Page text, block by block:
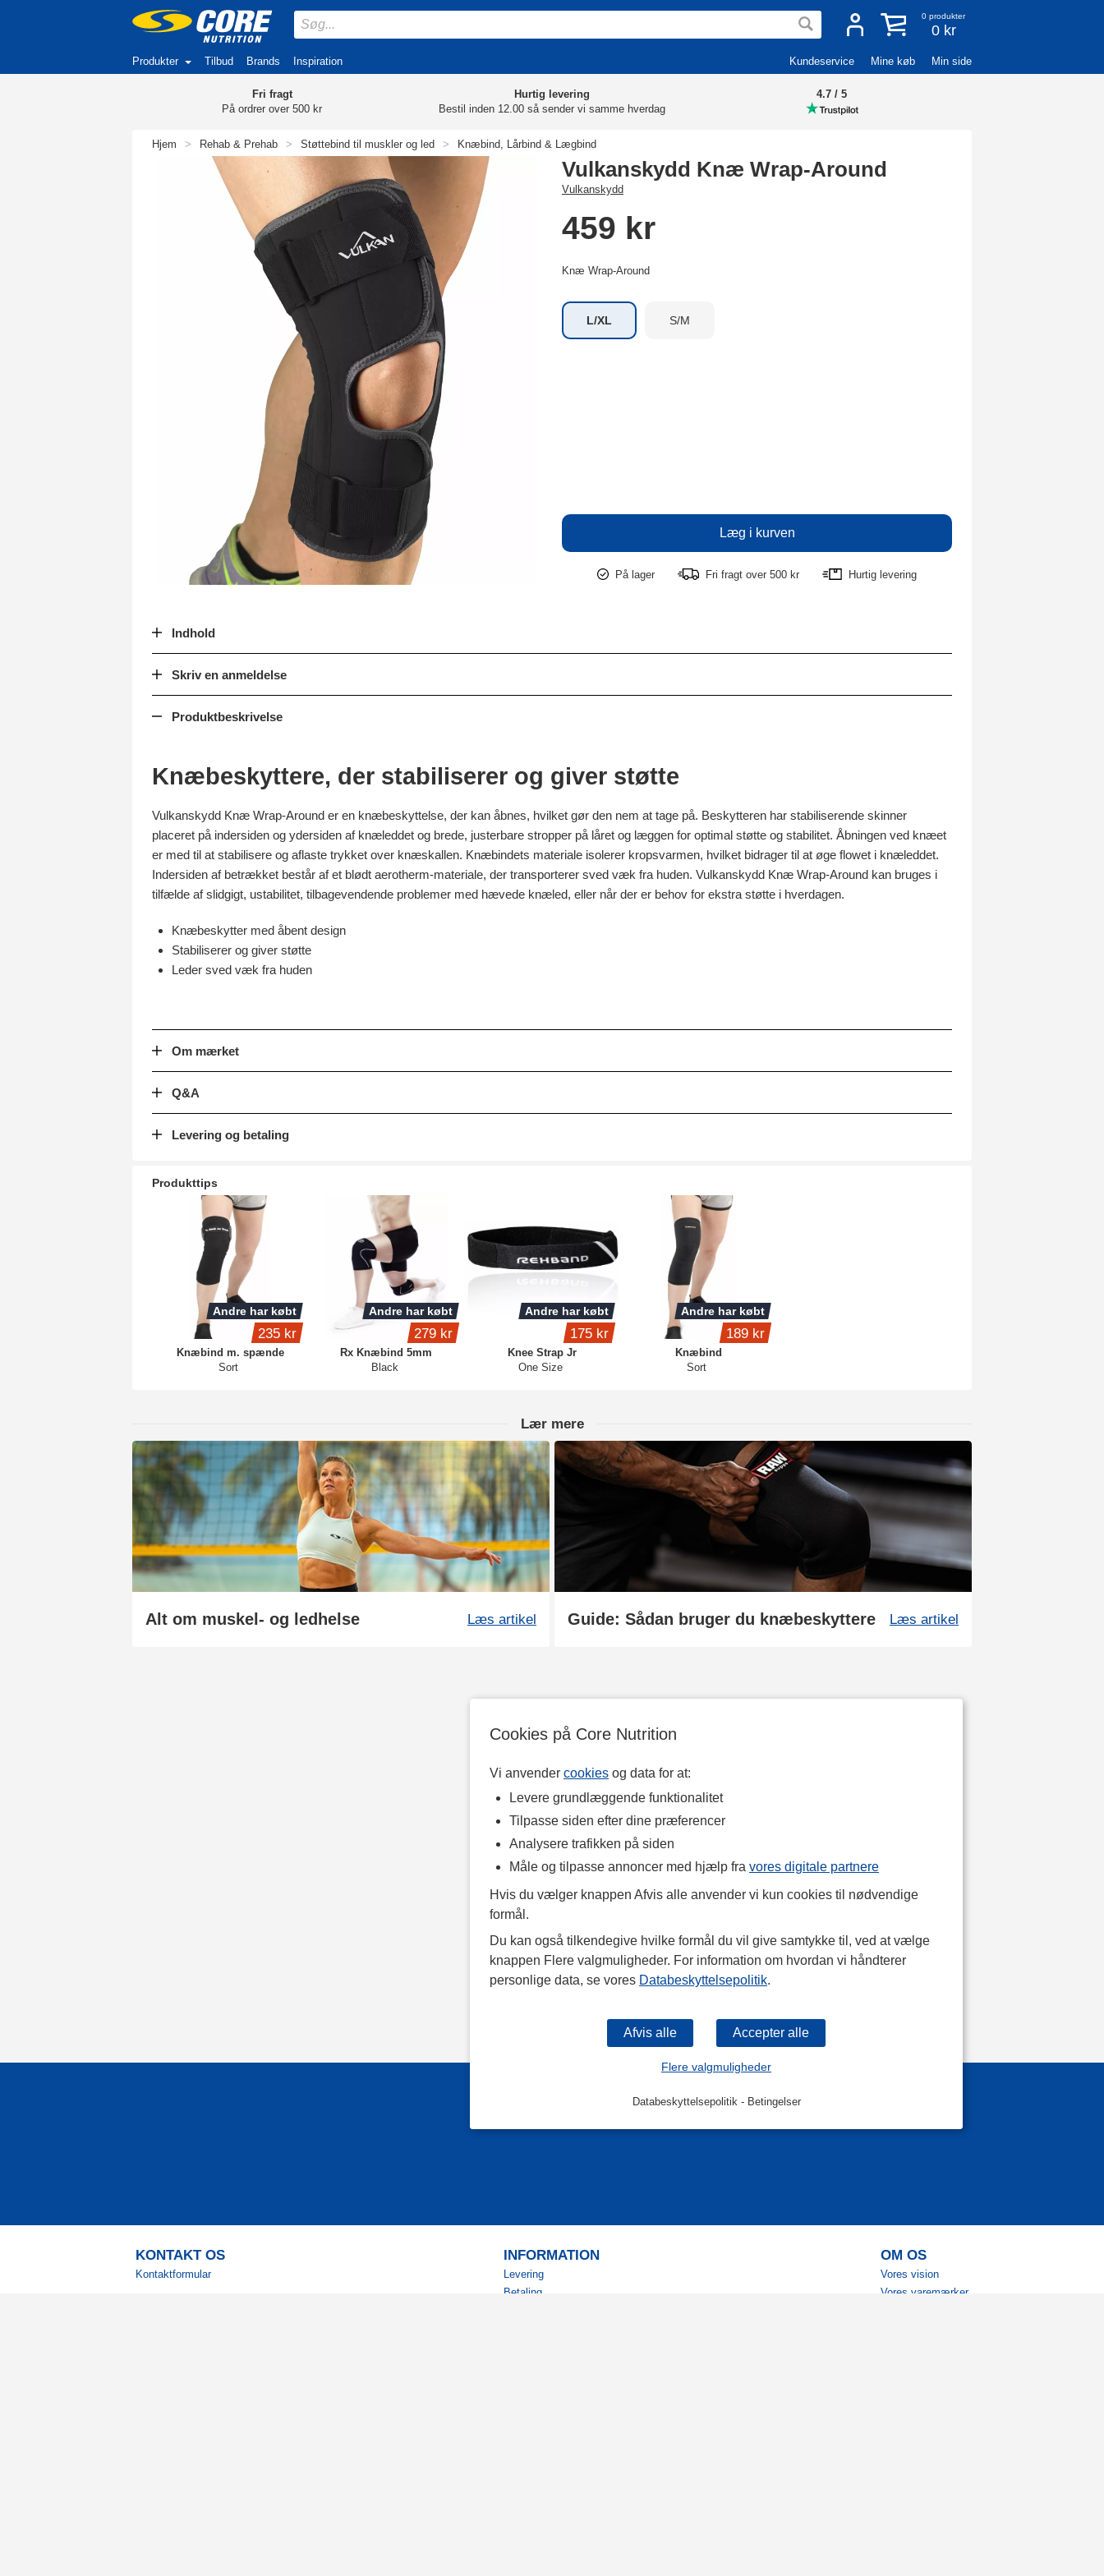
Cookies på Core Nutrition
Vi anvender cookies og data for at:
Levere grundlæggende funktionalitet
Tilpasse siden efter dine præferencer
Analysere trafikken på siden
Måle og tilpasse annoncer med hjælp fra vores digitale partnere
Hvis du vælger knappen Afvis alle anvender vi kun cookies til nødvendige
formål.
Du kan også tilkendegive hvilke formål du vil give samtykke til, ved at vælge
knappen Flere valgmuligheder. For information om hvordan vi håndterer
personlige data, se vores Databeskyttelsepolitik.
Flere valgmuligheder
Databeskyttelsepolitik- Betingelser
0 produkter
0 kr
Produkter Tilbud Brands Inspiration Kundeservice Mine køb Min side
Fri fragt
På ordrer over 500 kr
Hurtig levering
Bestil inden 12.00 så sender vi samme hverdag
4.7 / 5
Hjem > Rehab & Prehab > Støttebind til muskler og led > Knæbind, Lårbind & Lægbind
Vulkanskydd Knæ Wrap-Around
Vulkanskydd
459 kr
Knæ Wrap-Around
L/XL S/M
På lager Fri fragt over 500 kr Hurtig levering
Indhold
Skriv en anmeldelse
Produktbeskrivelse
Knæbeskyttere, der stabiliserer og giver støtte
Vulkanskydd Knæ Wrap-Around er en knæbeskyttelse, der kan åbnes, hvilket gør den nem at tage på. Beskytteren har stabiliserende skinner
placeret på indersiden og ydersiden af knæleddet og brede, justerbare stropper på låret og læggen for optimal støtte og stabilitet. Åbningen ved knæet
er med til at stabilisere og aflaste trykket over knæskallen. Knæbindets materiale isolerer kropsvarmen, hvilket bidrager til at øge flowet i knæleddet.
Indersiden af betrækket består af et blødt aerotherm-materiale, der transporterer sved væk fra huden. Vulkanskydd Knæ Wrap-Around kan bruges i
tilfælde af slidgigt, ustabilitet, tilbagevendende problemer med hævede knæled, eller når der er behov for ekstra støtte i hverdagen.
Knæbeskytter med åbent design
Stabiliserer og giver støtte
Leder sved væk fra huden
Om mærket
Q&A
Levering og betaling
Produkttips
Knæbind m. spænde
Sort
Andre har købt
235 kr
Rx Knæbind 5mm
Black
Andre har købt
279 kr
Knee Strap Jr
One Size
Andre har købt
175 kr
Knæbind
Sort
Andre har købt
189 kr
Lær mere
Alt om muskel- og ledhelse Læs artikel Guide: Sådan bruger du knæbeskyttere Læs artikel
KONTAKT OS
Kontaktformular
INFORMATION
Levering
Betaling
OM OS
Vores vision
Vores varemærker